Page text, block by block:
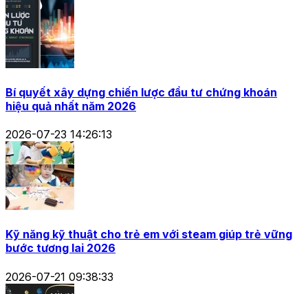
Bí quyết xây dựng chiến lược đầu tư chứng khoán
hiệu quả nhất năm 2026
2026-07-23 14:26:13
Kỹ năng kỹ thuật cho trẻ em với steam giúp trẻ vững
bước tương lai 2026
2026-07-21 09:38:33